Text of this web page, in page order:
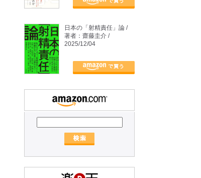
日本の「射精責任」論 /
著者：齋藤圭介 /
2025/12/04